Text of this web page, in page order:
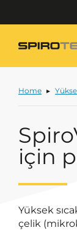
Home
için
Yüksek
çelik